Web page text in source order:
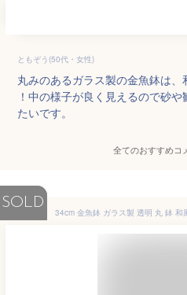
ともぞう(50代・女性)
丸みのあるガラス製の金魚鉢は
！中の様子が良く見えるので砂
たいです。
全てのおすすめコ
SOLD